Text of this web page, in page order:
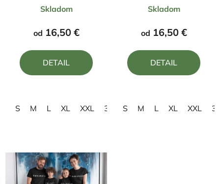
hodnotenie
produktu
je
z
Skladom
od 16,50 €
DETAIL
S M L XL XXL 3XL 4XL
hodnotenie
produktu
je
z
Skladom
od 16,50 €
DETAIL
S M L XL XXL